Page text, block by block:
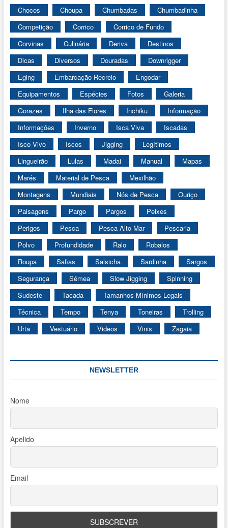
Chocos
Choupa Chumbadas
Chumbadinha
Competição
Corrico
Corrico de Fundo
Corvinas
Culinária Deriva
Destinos
Dicas
Diversos Douradas
Downrigger
Eging
Embarcação Recreio
Engodar
Equipamentos
Espécies Fotos
Galeria
Gorazes
Ilha das Flores Inchiku
Informação
Informações
Inverno Isca Viva
Iscadas
Isco Vivo
Iscos Jigging
Legítimos
Lingueirão
Lulas Madai Manual
Mapas
Marés
Material de Pesca
Mexilhão
Montagens
Mundiais Nós de Pesca
Ouriço
Paisagens
Pargo Pargos
Peixes
Perigos
Pesca Pesca Alto Mar
Pescaria
Polvo
Profundidade Ralo
Robalos
Roupa
Safias Salsicha Sardinha
Sargos
Segurança
Sêmea Slow Jigging
Spinning
Sudeste
Tacada
Tamanhos Mínimos Legais
Técnica
Tempo Tenya Toneiras
Trolling
Urta
Vestuário Videos Vinis Zagaia
NEWSLETTER
Nome
Apelido
Email